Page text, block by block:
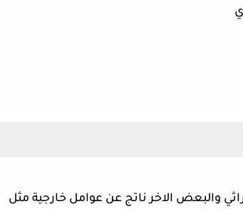
والبعض الاخر ناتج عن عوامل خارجية مثل